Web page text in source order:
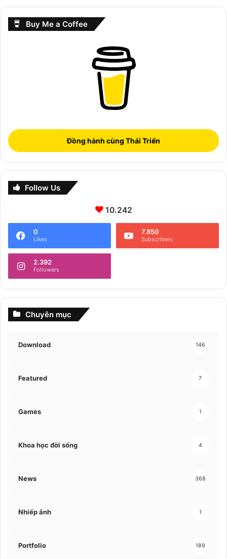
Buy Me a Coffee
Đồng hành cùng Thái Triển
Follow Us
10.242
0
Likes
7.850
Subscribers
2.392
Followers
Chuyên mục
Download 146
Featured 7
Games 1
Khoa học đời sống 4
News 368
Nhiếp ảnh 1
Portfolio 189